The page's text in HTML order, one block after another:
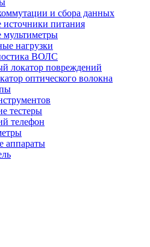
и сбора данных
питания
нагрузки
ВОЛС
локатор повреждений
оптического волокна
тестеры
телефон
аппараты